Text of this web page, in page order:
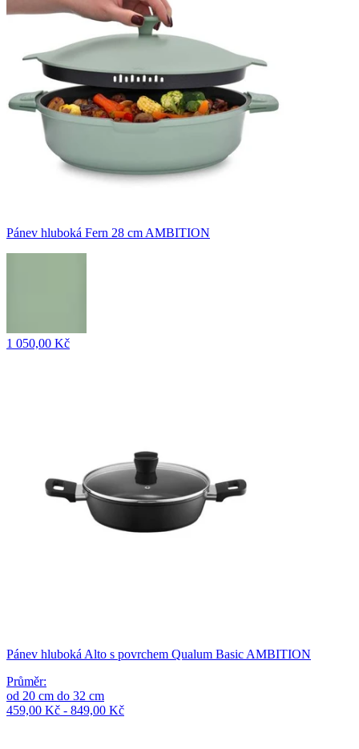
Pánev hluboká Fern 28 cm AMBITION
1 050,00 Kč
Pánev hluboká Alto s povrchem Qualum Basic AMBITION
Průměr:
od 20 cm do 32 cm
459,00 Kč - 849,00 Kč